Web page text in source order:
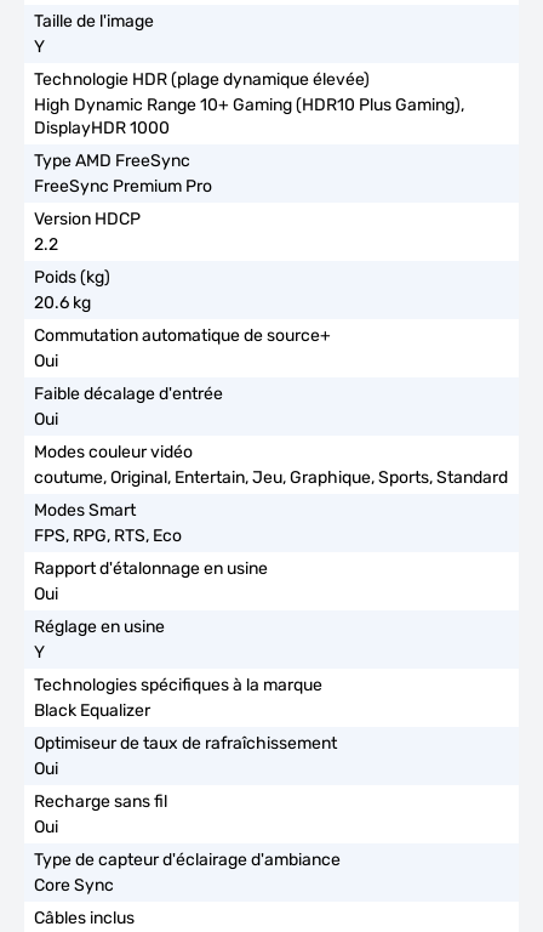
Y
High Dynamic Range 10+ Gaming (HDR10 Plus Gaming),
DisplayHDR 1000
FreeSync Premium Pro
2.2
20.6 kg
Oui
Oui
coutume, Original, Entertain, Jeu, Graphique, Sports, Standard
FPS, RPG, RTS, Eco
Oui
Y
Black Equalizer
Oui
Oui
Core Sync